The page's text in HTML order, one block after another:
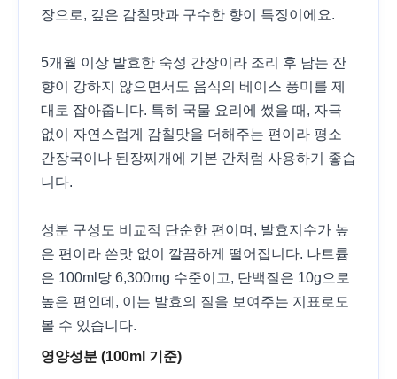
장으로, 깊은 감칠맛과 구수한 향이 특징이에요.
5개월 이상 발효한 숙성 간장이라 조리 후 남는 잔
향이 강하지 않으면서도 음식의 베이스 풍미를 제
대로 잡아줍니다. 특히 국물 요리에 썼을 때, 자극
없이 자연스럽게 감칠맛을 더해주는 편이라 평소
간장국이나 된장찌개에 기본 간처럼 사용하기 좋습
니다.
성분 구성도 비교적 단순한 편이며, 발효지수가 높
은 편이라 쓴맛 없이 깔끔하게 떨어집니다. 나트륨
은 100ml당 6,300mg 수준이고, 단백질은 10g으로
높은 편인데, 이는 발효의 질을 보여주는 지표로도
볼 수 있습니다.
영양성분 (100ml 기준)